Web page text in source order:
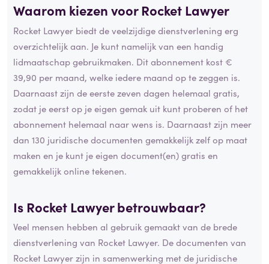
Waarom kiezen voor Rocket Lawyer
Rocket Lawyer biedt de veelzijdige dienstverlening erg
overzichtelijk aan. Je kunt namelijk van een handig
lidmaatschap gebruikmaken. Dit abonnement kost €
39,90 per maand, welke iedere maand op te zeggen is.
Daarnaast zijn de eerste zeven dagen helemaal gratis,
zodat je eerst op je eigen gemak uit kunt proberen of het
abonnement helemaal naar wens is. Daarnaast zijn meer
dan 130 juridische documenten gemakkelijk zelf op maat
maken en je kunt je eigen document(en) gratis en
gemakkelijk online tekenen.
Is Rocket Lawyerbetrouwbaar?
Veel mensen hebben al gebruik gemaakt van de brede
dienstverlening van Rocket Lawyer. De documenten van
Rocket Lawyer zijn in samenwerking met de juridische